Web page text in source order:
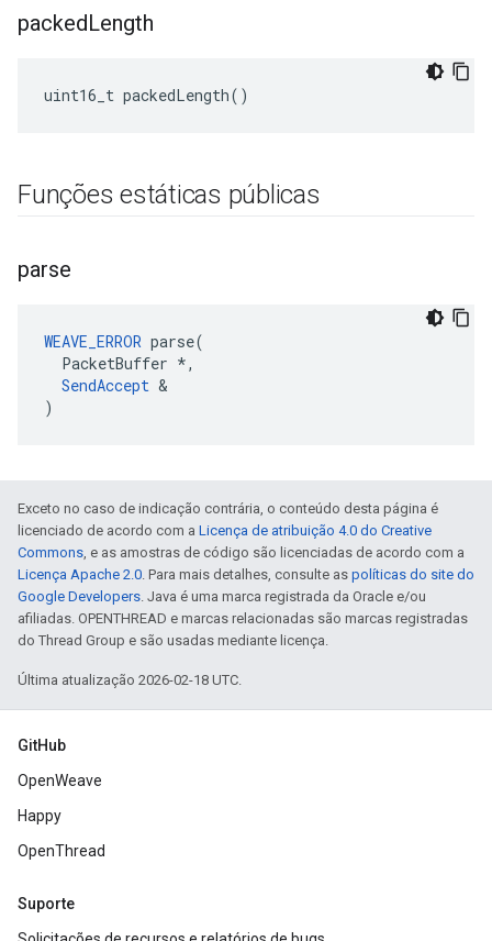
packedLength
uint16_t packedLength()
Funções estáticas públicas
parse
WEAVE_ERROR parse(
  PacketBuffer *,
SendAccept &
)
Exceto no caso de indicação contrária, o conteúdo desta página é
licenciado de acordo com a Licença de atribuição 4.0 do Creative
Commons, e as amostras de código são licenciadas de acordo com a
Licença Apache 2.0. Para mais detalhes, consulte as políticas do site do
Google Developers. Java é uma marca registrada da Oracle e/ou
afiliadas. OPENTHREAD e marcas relacionadas são marcas registradas
do Thread Group e são usadas mediante licença.
Última atualização 2026-02-18 UTC.
GitHub
OpenWeave
Happy
OpenThread
Suporte